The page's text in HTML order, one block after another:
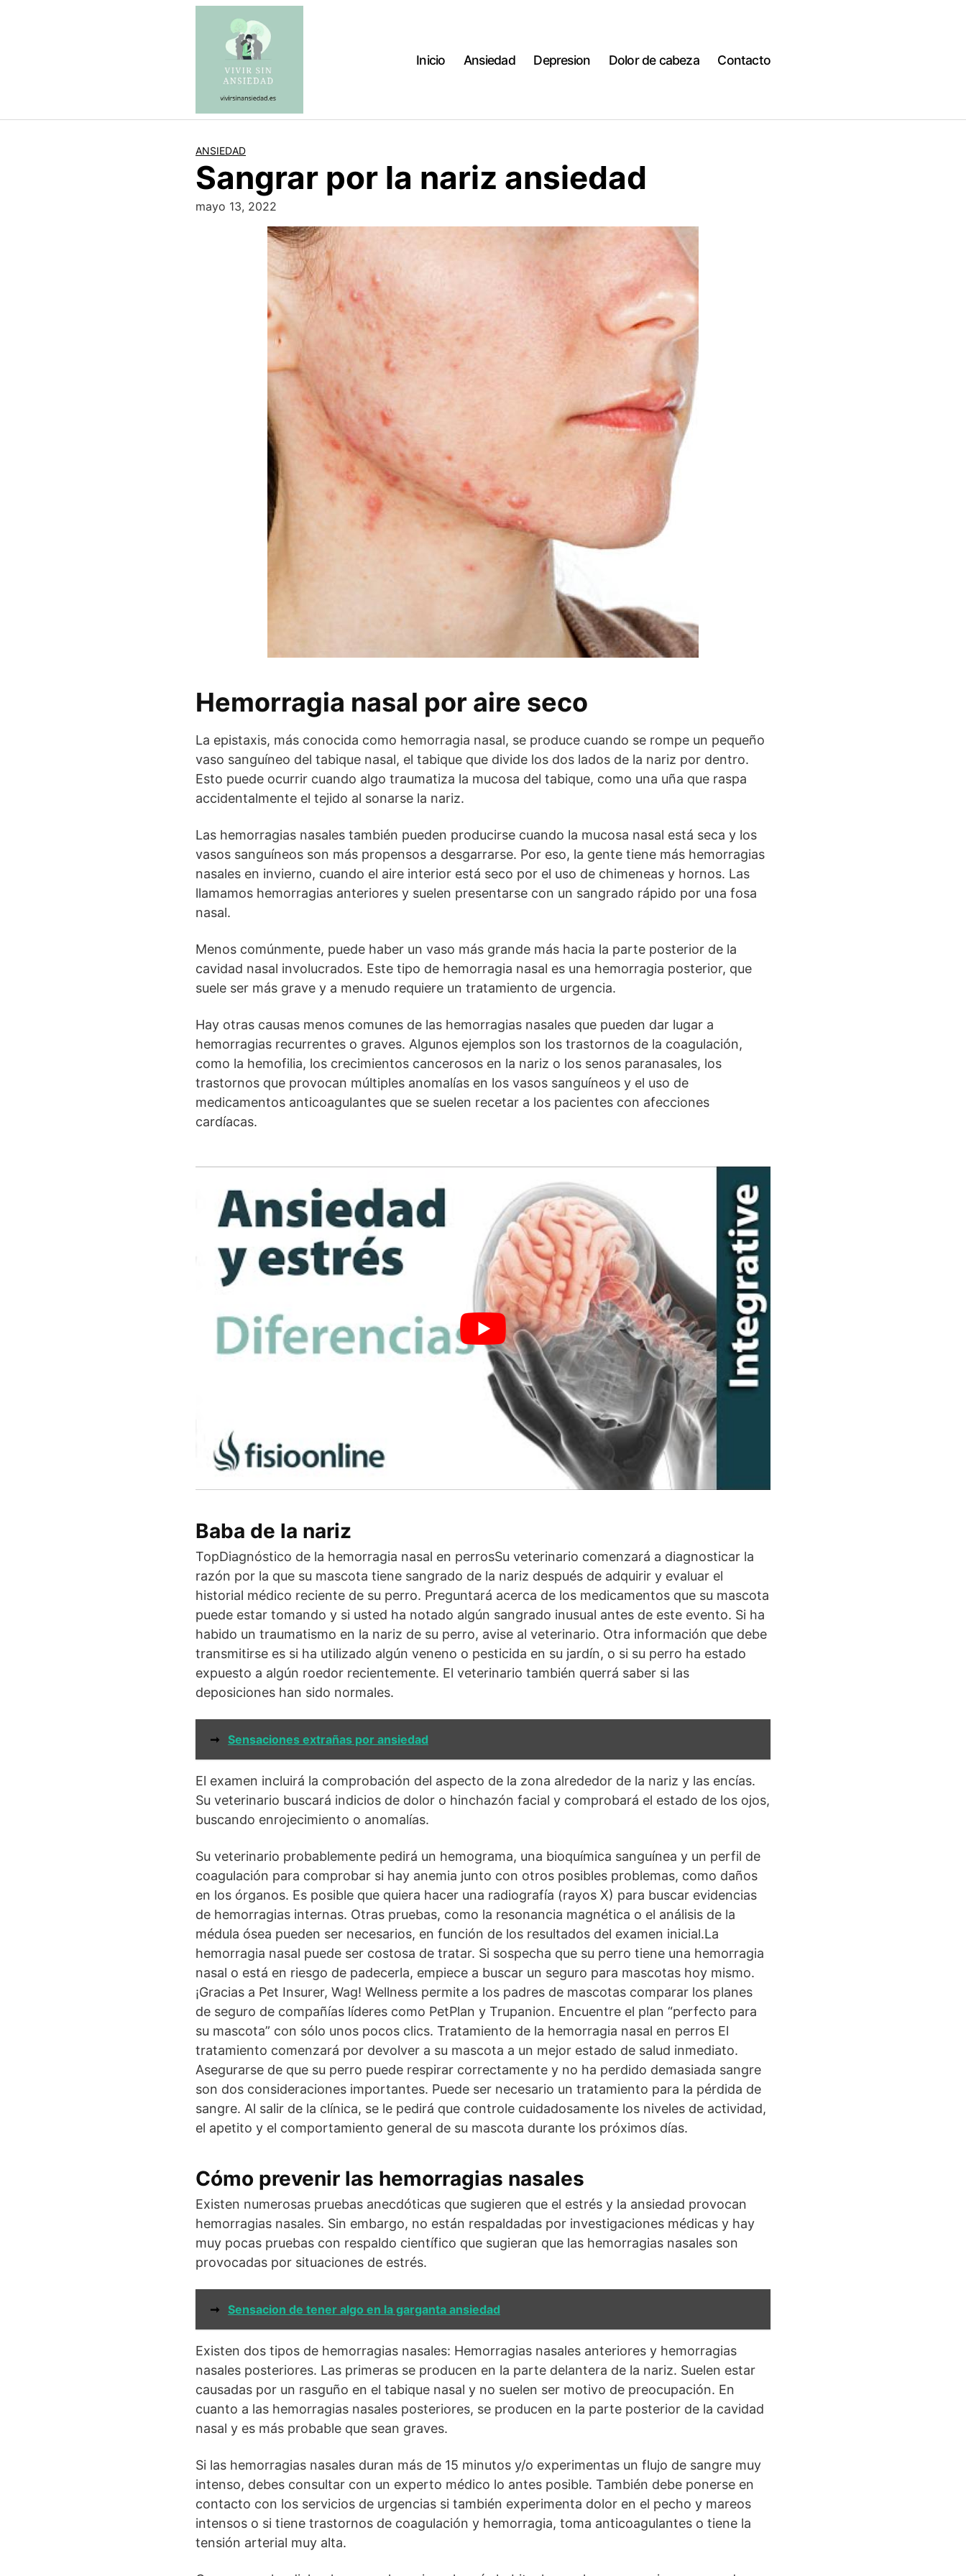
Inicio Ansiedad Depresion Dolor de cabeza Contacto
ANSIEDAD
Sangrar por la nariz ansiedad
mayo 13, 2022
Hemorragia nasal por aire seco
La epistaxis, más conocida como hemorragia nasal, se produce cuando se rompe un pequeño
vaso sanguíneo del tabique nasal, el tabique que divide los dos lados de la nariz por dentro.
Esto puede ocurrir cuando algo traumatiza la mucosa del tabique, como una uña que raspa
accidentalmente el tejido al sonarse la nariz.
Las hemorragias nasales también pueden producirse cuando la mucosa nasal está seca y los
vasos sanguíneos son más propensos a desgarrarse. Por eso, la gente tiene más hemorragias
nasales en invierno, cuando el aire interior está seco por el uso de chimeneas y hornos. Las
llamamos hemorragias anteriores y suelen presentarse con un sangrado rápido por una fosa
nasal.
Menos comúnmente, puede haber un vaso más grande más hacia la parte posterior de la
cavidad nasal involucrados. Este tipo de hemorragia nasal es una hemorragia posterior, que
suele ser más grave y a menudo requiere un tratamiento de urgencia.
Hay otras causas menos comunes de las hemorragias nasales que pueden dar lugar a
hemorragias recurrentes o graves. Algunos ejemplos son los trastornos de la coagulación,
como la hemofilia, los crecimientos cancerosos en la nariz o los senos paranasales, los
trastornos que provocan múltiples anomalías en los vasos sanguíneos y el uso de
medicamentos anticoagulantes que se suelen recetar a los pacientes con afecciones
cardíacas.
Baba de la nariz
TopDiagnóstico de la hemorragia nasal en perrosSu veterinario comenzará a diagnosticar la
razón por la que su mascota tiene sangrado de la nariz después de adquirir y evaluar el
historial médico reciente de su perro. Preguntará acerca de los medicamentos que su mascota
puede estar tomando y si usted ha notado algún sangrado inusual antes de este evento. Si ha
habido un traumatismo en la nariz de su perro, avise al veterinario. Otra información que debe
transmitirse es si ha utilizado algún veneno o pesticida en su jardín, o si su perro ha estado
expuesto a algún roedor recientemente. El veterinario también querrá saber si las
deposiciones han sido normales.
➞ Sensaciones extrañas por ansiedad
El examen incluirá la comprobación del aspecto de la zona alrededor de la nariz y las encías.
Su veterinario buscará indicios de dolor o hinchazón facial y comprobará el estado de los ojos,
buscando enrojecimiento o anomalías.
Su veterinario probablemente pedirá un hemograma, una bioquímica sanguínea y un perfil de
coagulación para comprobar si hay anemia junto con otros posibles problemas, como daños
en los órganos. Es posible que quiera hacer una radiografía (rayos X) para buscar evidencias
de hemorragias internas. Otras pruebas, como la resonancia magnética o el análisis de la
médula ósea pueden ser necesarios, en función de los resultados del examen inicial.La
hemorragia nasal puede ser costosa de tratar. Si sospecha que su perro tiene una hemorragia
nasal o está en riesgo de padecerla, empiece a buscar un seguro para mascotas hoy mismo.
¡Gracias a Pet Insurer, Wag! Wellness permite a los padres de mascotas comparar los planes
de seguro de compañías líderes como PetPlan y Trupanion. Encuentre el plan “perfecto para
su mascota” con sólo unos pocos clics. Tratamiento de la hemorragia nasal en perros El
tratamiento comenzará por devolver a su mascota a un mejor estado de salud inmediato.
Asegurarse de que su perro puede respirar correctamente y no ha perdido demasiada sangre
son dos consideraciones importantes. Puede ser necesario un tratamiento para la pérdida de
sangre. Al salir de la clínica, se le pedirá que controle cuidadosamente los niveles de actividad,
el apetito y el comportamiento general de su mascota durante los próximos días.
Cómo prevenir las hemorragias nasales
Existen numerosas pruebas anecdóticas que sugieren que el estrés y la ansiedad provocan
hemorragias nasales. Sin embargo, no están respaldadas por investigaciones médicas y hay
muy pocas pruebas con respaldo científico que sugieran que las hemorragias nasales son
provocadas por situaciones de estrés.
➞ Sensacion de tener algo en la garganta ansiedad
Existen dos tipos de hemorragias nasales: Hemorragias nasales anteriores y hemorragias
nasales posteriores. Las primeras se producen en la parte delantera de la nariz. Suelen estar
causadas por un rasguño en el tabique nasal y no suelen ser motivo de preocupación. En
cuanto a las hemorragias nasales posteriores, se producen en la parte posterior de la cavidad
nasal y es más probable que sean graves.
Si las hemorragias nasales duran más de 15 minutos y/o experimentas un flujo de sangre muy
intenso, debes consultar con un experto médico lo antes posible. También debe ponerse en
contacto con los servicios de urgencias si también experimenta dolor en el pecho y mareos
intensos o si tiene trastornos de coagulación y hemorragia, toma anticoagulantes o tiene la
tensión arterial muy alta.